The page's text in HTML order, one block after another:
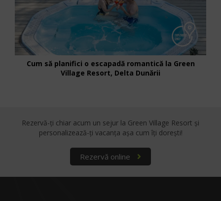
Cum să planifici o escapadă romantică la Green
Village Resort, Delta Dunării
Rezervă-ți chiar acum un sejur la Green Village Resort și
personalizează-ți vacanța așa cum îți dorești!
Rezervă online